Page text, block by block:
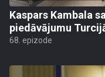
Kaspars Kambala
piedāvājumu
68. epizode